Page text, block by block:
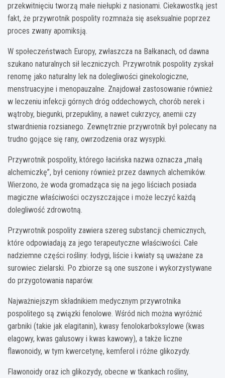
przekwitnięciu tworzą małe niełupki z nasionami. Ciekawostką jest
fakt, że przywrotnik pospolity rozmnaża się aseksualnie poprzez
proces zwany apomiksją.
W społeczeństwach Europy, zwłaszcza na Bałkanach, od dawna
szukano naturalnych sił leczniczych. Przywrotnik pospolity zyskał
renomę jako naturalny lek na dolegliwości ginekologiczne,
menstruacyjne i menopauzalne. Znajdował zastosowanie również
w leczeniu infekcji górnych dróg oddechowych, chorób nerek i
wątroby, biegunki, przepukliny, a nawet cukrzycy, anemii czy
stwardnienia rozsianego. Zewnętrznie przywrotnik był polecany na
trudno gojące się rany, owrzodzenia oraz wysypki.
Przywrotnik pospolity, którego łacińska nazwa oznacza „małą
alchemiczkę”, był ceniony również przez dawnych alchemików.
Wierzono, że woda gromadząca się na jego liściach posiada
magiczne właściwości oczyszczające i może leczyć każdą
dolegliwość zdrowotną.
Przywrotnik pospolity zawiera szereg substancji chemicznych,
które odpowiadają za jego terapeutyczne właściwości. Całe
nadziemne części rośliny: łodygi, liście i kwiaty są uważane za
surowiec zielarski. Po zbiorze są one suszone i wykorzystywane
do przygotowania naparów.
Najważniejszym składnikiem medycznym przywrotnika
pospolitego są związki fenolowe. Wśród nich można wyróżnić
garbniki (takie jak elagitanin), kwasy fenolokarboksylowe (kwas
elagowy, kwas galusowy i kwas kawowy), a także liczne
flawonoidy, w tym kwercetynę, kemferol i różne glikozydy.
Flawonoidy oraz ich glikozydy, obecne w tkankach rośliny,